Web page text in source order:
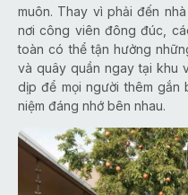
muôn. Thay vì phải đến
nơi công viên đông đúc,
toàn có thể tận hưởng
và quây quần ngay tại khu
dịp để mọi người thêm
niệm đáng nhớ bên nhau.